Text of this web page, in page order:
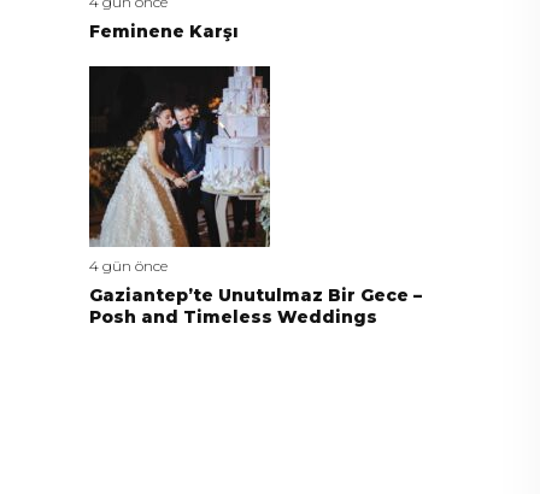
Feminene Karşı
4 gün önce
Gaziantep’te Unutulmaz Bir Gece –
Posh and Timeless Weddings